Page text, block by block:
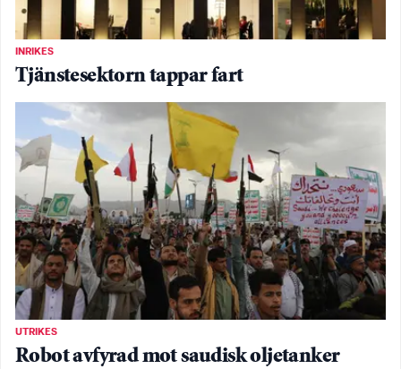
INRIKES
Tjänstesektorn tappar fart
UTRIKES
Robot avfyrad mot saudisk oljetanker